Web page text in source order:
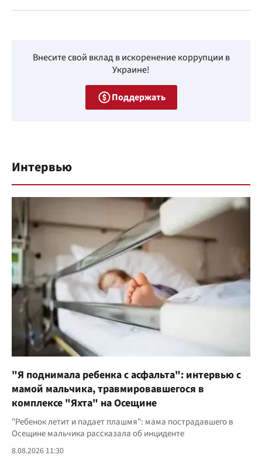
Внесите свой вклад в искоренение коррупции в
Украине!
Поддержать
Интервью
"Я поднимала ребенка с асфальта": интервью с
мамой мальчика, травмировавшегося в
комплексе "Яхта" на Осещине
"Ребенок летит и падает плашмя": мама пострадавшего в
Осещине мальчика рассказала об инциденте
8.08.2026 11:30